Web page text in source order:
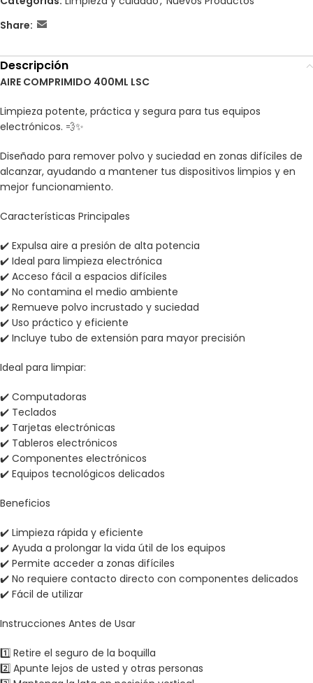
Share:
Descripción
AIRE COMPRIMIDO 400ML LSC
Limpieza potente, práctica y segura para tus equipos
electrónicos. 💨✨
Diseñado para remover polvo y suciedad en zonas difíciles de
alcanzar, ayudando a mantener tus dispositivos limpios y en
mejor funcionamiento.
Características Principales
✔️ Expulsa aire a presión de alta potencia
✔️ Ideal para limpieza electrónica
✔️ Acceso fácil a espacios difíciles
✔️ No contamina el medio ambiente
✔️ Remueve polvo incrustado y suciedad
✔️ Uso práctico y eficiente
✔️ Incluye tubo de extensión para mayor precisión
Ideal para limpiar:
✔️ Computadoras
✔️ Teclados
✔️ Tarjetas electrónicas
✔️ Tableros electrónicos
✔️ Componentes electrónicos
✔️ Equipos tecnológicos delicados
Beneficios
✔️ Limpieza rápida y eficiente
✔️ Ayuda a prolongar la vida útil de los equipos
✔️ Permite acceder a zonas difíciles
✔️ No requiere contacto directo con componentes delicados
✔️ Fácil de utilizar
Instrucciones Antes de Usar
1️⃣ Retire el seguro de la boquilla
2️⃣ Apunte lejos de usted y otras personas